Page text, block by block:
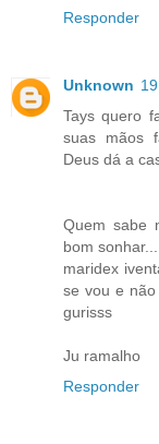
Responder
Unknown
Tays quero
suas mãos
Deus dá a
Quem sabe
bom
maridex
se vou e
gurisss
Ju ramalho
Responder